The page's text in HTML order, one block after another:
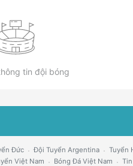
tin đội bóng
Đức Đội Tuyển Argentina Tuyển
Việt Nam Bóng Đá Việt Nam